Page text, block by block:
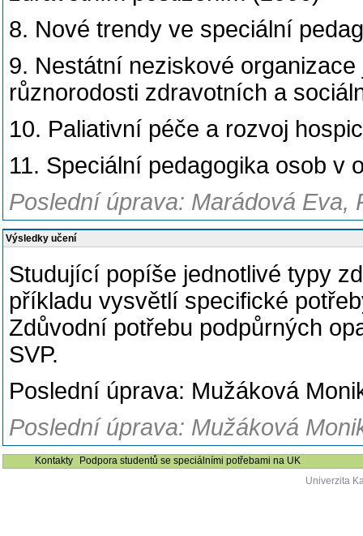
8. Nové trendy ve speciální
9. Nestátní neziskové
různorodosti zdravotních a
10. Paliativní péče a rozvoj
11. Speciální pedagogika osob v
Poslední úprava: Marádová Eva,
Výsledky učení
Studující popíše jednotlivé typy
příkladu vysvětlí specifické
Zdůvodní potřebu podpůrných
SVP.
Poslední úprava: Mužáková
Poslední úprava: Mužáková
Kontakty
Podpora studentů se speciálními potřebami na UK
Univerzita